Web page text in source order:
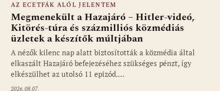
Fotó: media1.hu
AZ ECETFÁK ALÓL JELENTEM
Megmenekült a Hazajáró – Hitler-videó,
Kitörés-túra és százmilliós közmédiás
üzletek a készítők múltjában
A nézők kilenc nap alatt biztosították a közmédia által
elkaszált Hazajáró befejezéséhez szükséges pénzt, így
elkészülhet az utolsó 11 epizód.…